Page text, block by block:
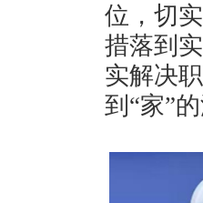
位，切
措落到
实解决
到“家”